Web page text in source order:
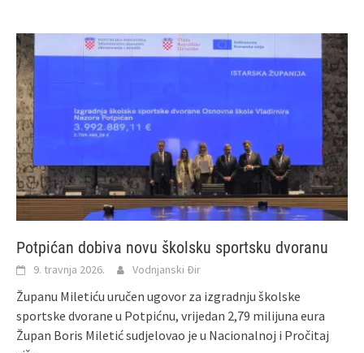
Potpićan dobiva novu školsku sportsku dvoranu
9. travnja 2026. Vodnjanski Đir
Županu Miletiću uručen ugovor za izgradnju školske
sportske dvorane u Potpićnu, vrijedan 2,79 milijuna eura
Župan Boris Miletić sudjelovao je u Nacionalnoj i Pročitaj